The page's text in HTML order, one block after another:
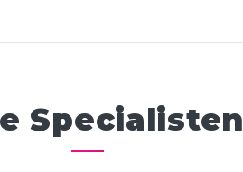
Specialisten